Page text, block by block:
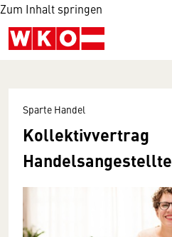
Zum Inhalt springen
Sparte Handel
Kollektivvertrag
Handelsangestellte